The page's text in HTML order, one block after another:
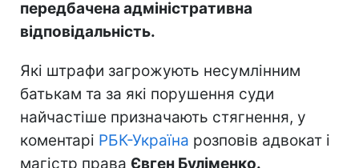
передбачена адміністративна
відповідальність.
Які штрафи загрожують несумлінним
батькам та за які порушення суди
найчастіше призначають стягнення, у
коментарі РБК-Україна розповів адвокат і
магістр права Євген Буліменко.